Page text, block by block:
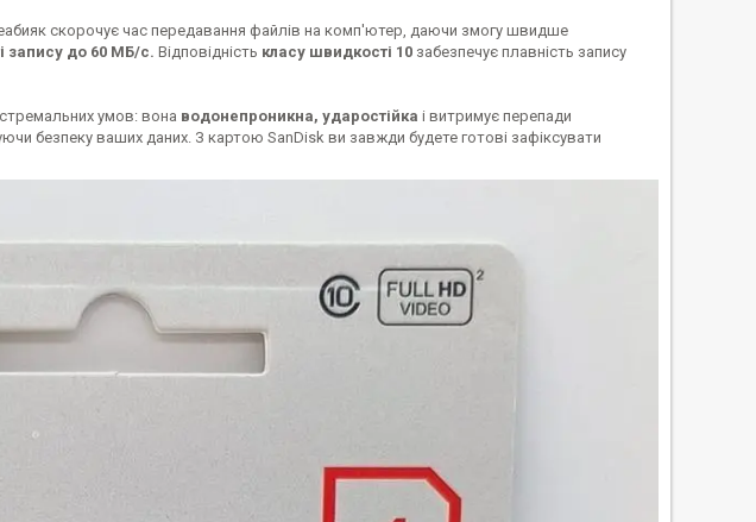
скорочує час передавання файлів на комп'ютер, даючи змогу швидше
запису до 60 МБ/с. Відповідність класу швидкості 10 забезпечує плавність запису
умов: вона водонепроникна, ударостійка і витримує перепади
безпеку ваших даних. З картою SanDisk ви завжди будете готові зафіксувати